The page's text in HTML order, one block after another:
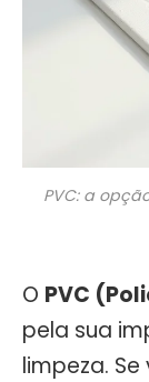
PVC: a
O PVC
pela sua
limpeza.